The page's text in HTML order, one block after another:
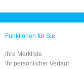
Funktionen für Sie
Ihre Merkliste
Ihr persönlicher Verlauf